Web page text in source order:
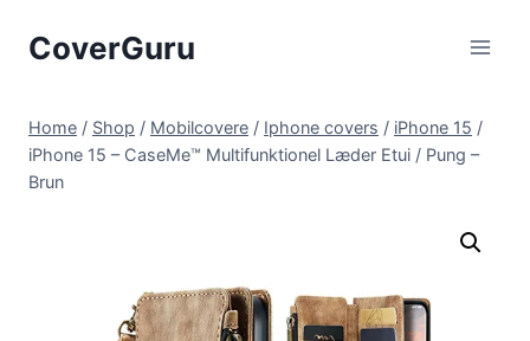
CoverGuru
Home / Shop / Mobilcovere / Iphone covers / iPhone 15 /
iPhone 15 – CaseMe™ Multifunktionel Læder Etui / Pung –
Brun